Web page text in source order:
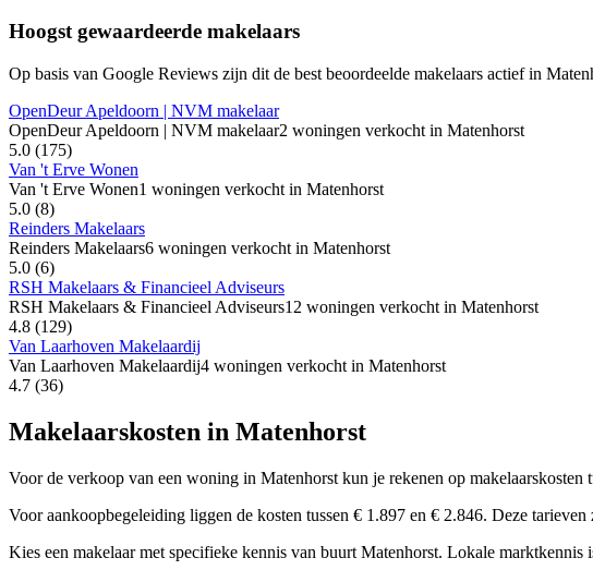
Hoogst gewaardeerde makelaars
Op basis van Google Reviews zijn dit de best beoordeelde makelaars actief in
OpenDeur Apeldoorn | NVM makelaar
OpenDeur Apeldoorn | NVM makelaar2 woningen verkocht in Matenhorst
5.0 (175)
Van 't Erve Wonen
Van 't Erve Wonen1 woningen verkocht in Matenhorst
5.0 (8)
Reinders Makelaars
Reinders Makelaars6 woningen verkocht in Matenhorst
5.0 (6)
RSH Makelaars & Financieel Adviseurs
RSH Makelaars & Financieel Adviseurs12 woningen verkocht in Matenhorst
4.8 (129)
Van Laarhoven Makelaardij
Van Laarhoven Makelaardij4 woningen verkocht in Matenhorst
4.7 (36)
Makelaarskosten in Matenhorst
Voor de verkoop van een woning in Matenhorst kun je rekenen op makelaarskosten
Voor aankoopbegeleiding liggen de kosten tussen € 1.897 en € 2.846. Deze
Kies een makelaar met specifieke kennis van buurt Matenhorst. Lokale